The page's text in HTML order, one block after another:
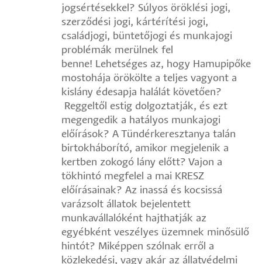
jogsértésekkel? Súlyos öröklési jogi,
szerződési jogi, kártérítési jogi,
családjogi, büntetőjogi és munkajogi
problémák merülnek fel
benne! Lehetséges az, hogy Hamupipőke
mostohája örökölte a teljes vagyont a
kislány édesapja halálát követően?
Reggeltől estig dolgoztatják, és ezt
megengedik a hatályos munkajogi
előírások? A Tündérkeresztanya talán
birtokháborító, amikor megjelenik a
kertben zokogó lány előtt? Vajon a
tökhintó megfelel a mai KRESZ
előírásainak? Az inassá és kocsissá
varázsolt állatok bejelentett
munkavállalóként hajthatják az
egyébként veszélyes üzemnek minősülő
hintót? Miképpen szólnak erről a
közlekedési, vagy akár az állatvédelmi